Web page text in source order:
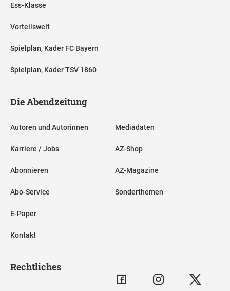
Ess-Klasse
Vorteilswelt
Spielplan, Kader FC Bayern
Spielplan, Kader TSV 1860
Die Abendzeitung
Autoren und Autorinnen
Karriere / Jobs
Abonnieren
Abo-Service
E-Paper
Kontakt
Mediadaten
AZ-Shop
AZ-Magazine
Sonderthemen
Rechtliches